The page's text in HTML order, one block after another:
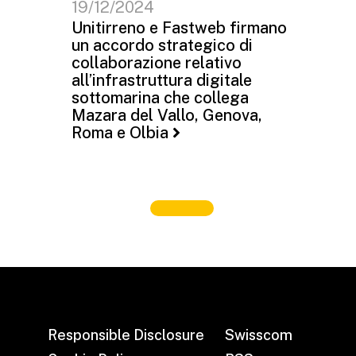
19/12/2024
Unitirreno e Fastweb firmano
un accordo strategico di
collaborazione relativo
all’infrastruttura digitale
sottomarina che collega
Mazara del Vallo, Genova,
Roma e Olbia
Responsible Disclosure
Swisscom